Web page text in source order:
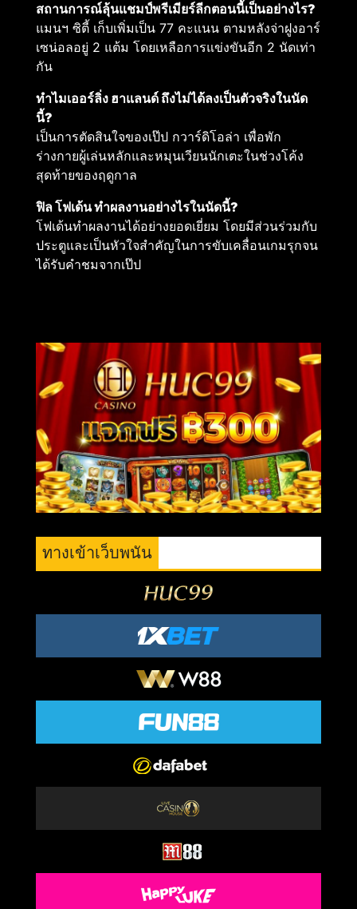
สถานการณ์ลุ้นแชมป์พรีเมียร์ลีกตอนนี้เป็นอย่างไร?
แมนฯ ซิตี้ เก็บเพิ่มเป็น 77 คะแนน ตามหลังจ่าฝูงอาร์
เซน่อลอยู่ 2 แต้ม โดยเหลือการแข่งขันอีก 2 นัดเท่า
กัน
ทำไมเออร์ลิ่ง ฮาแลนด์ ถึงไม่ได้ลงเป็นตัวจริงในนัด
นี้?
เป็นการตัดสินใจของเป๊ป กวาร์ดิโอล่า เพื่อพัก
ร่างกายผู้เล่นหลักและหมุนเวียนนักเตะในช่วงโค้ง
สุดท้ายของฤดูกาล
ฟิล โฟเด้น ทำผลงานอย่างไรในนัดนี้?
โฟเด้นทำผลงานได้อย่างยอดเยี่ยม โดยมีส่วนร่วมกับ
ประตูและเป็นหัวใจสำคัญในการขับเคลื่อนเกมรุกจน
ได้รับคำชมจากเป๊ป
ทางเข้าเว็บพนัน